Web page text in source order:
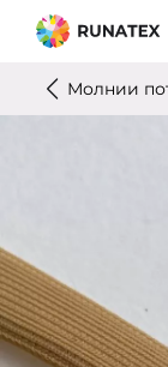
Молнии